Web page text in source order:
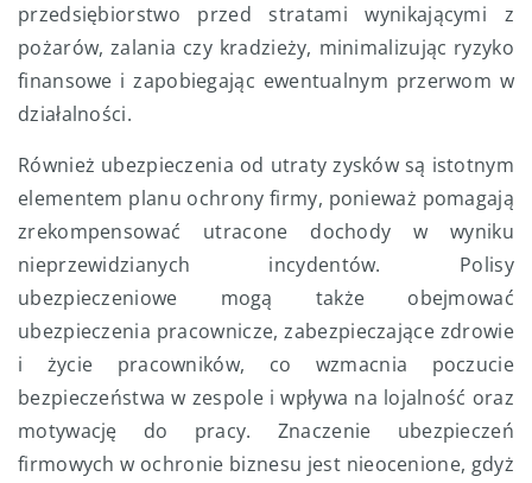
przedsiębiorstwo przed stratami wynikającymi z
pożarów, zalania czy kradzieży, minimalizując ryzyko
finansowe i zapobiegając ewentualnym przerwom w
działalności.
Również ubezpieczenia od utraty zysków są istotnym
elementem planu ochrony firmy, ponieważ pomagają
zrekompensować utracone dochody w wyniku
nieprzewidzianych incydentów. Polisy
ubezpieczeniowe mogą także obejmować
ubezpieczenia pracownicze, zabezpieczające zdrowie
i życie pracowników, co wzmacnia poczucie
bezpieczeństwa w zespole i wpływa na lojalność oraz
motywację do pracy. Znaczenie ubezpieczeń
firmowych w ochronie biznesu jest nieocenione, gdyż